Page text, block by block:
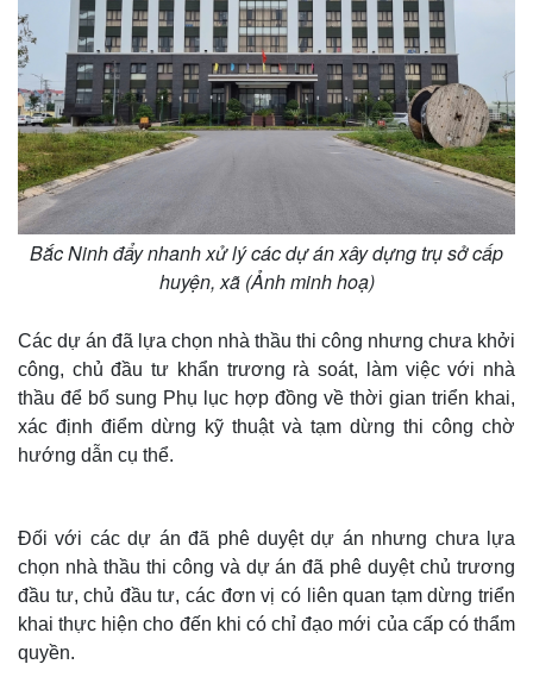
Bắc Ninh đẩy nhanh xử lý các dự án xây dựng trụ sở cấp
huyện, xã (Ảnh minh hoạ)
Các dự án đã lựa chọn nhà thầu thi công nhưng chưa khởi
công, chủ đầu tư khẩn trương rà soát, làm việc với nhà
thầu để bổ sung Phụ lục hợp đồng về thời gian triển khai,
xác định điểm dừng kỹ thuật và tạm dừng thi công chờ
hướng dẫn cụ thể.
Đối với các dự án đã phê duyệt dự án nhưng chưa lựa
chọn nhà thầu thi công và dự án đã phê duyệt chủ trương
đầu tư, chủ đầu tư, các đơn vị có liên quan tạm dừng triển
khai thực hiện cho đến khi có chỉ đạo mới của cấp có thẩm
quyền.